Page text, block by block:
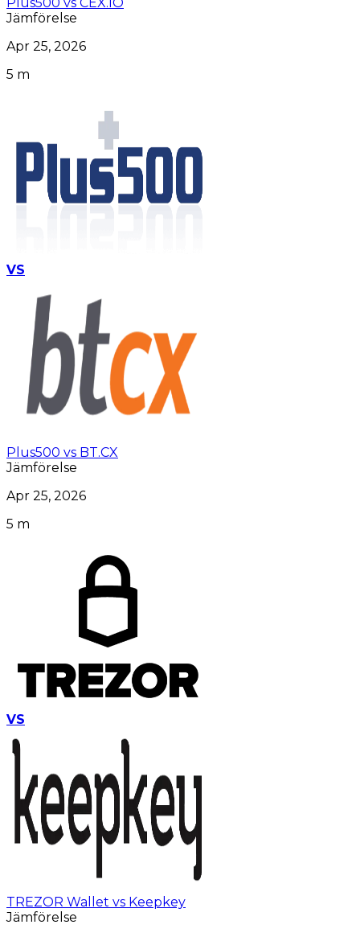
Jämförelse
Apr 25, 2026
5 m
VS
Plus500 vs BT.CX
Jämförelse
Apr 25, 2026
5 m
VS
TREZOR Wallet vs Keepkey
Jämförelse